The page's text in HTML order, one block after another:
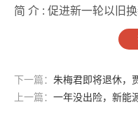
简 介 : 促进新一轮以旧
下一篇： 朱梅君即将退休，
上一篇： 一年没出险，新能